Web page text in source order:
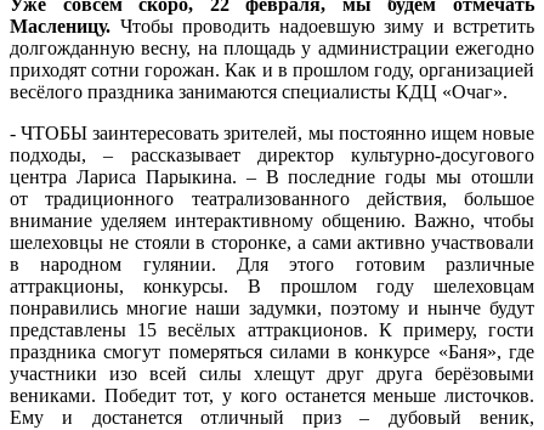
Масленицу. Чтобы проводить надоевшую зиму и встретить
долгожданную весну, на площадь у администрации ежегодно
приходят сотни горожан. Как и в прошлом году, организацией
весёлого праздника занимаются специалисты КДЦ «Очаг».
- ЧТОБЫ заинтересовать зрителей, мы постоянно ищем новые
подходы, – рассказывает директор культурно-досугового
центра Лариса Парыкина. – В последние годы мы отошли
от традиционного театрализованного действия, большое
внимание уделяем интерактивному общению. Важно, чтобы
шелеховцы не стояли в сторонке, а сами активно участвовали
в народном гулянии. Для этого готовим различные
аттракционы, конкурсы. В прошлом году шелеховцам
понравились многие наши задумки, поэтому и нынче будут
представлены 15 весёлых аттракционов. К примеру, гости
праздника смогут померяться силами в конкурсе «Баня», где
участники изо всей силы хлещут друг друга берёзовыми
вениками. Победит тот, у кого останется меньше листочков.
Ему и достанется отличный приз – дубовый веник,